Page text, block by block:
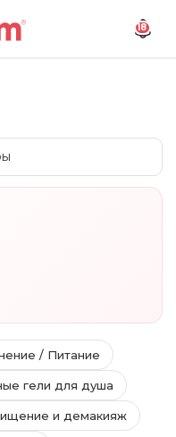
18
/ Питание
гели для душа
и демакияж